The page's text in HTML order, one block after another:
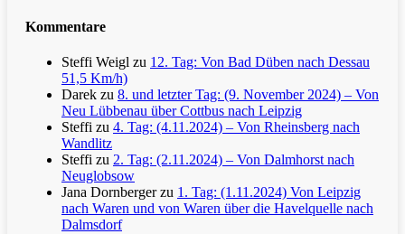
Kommentare
Steffi Weigl zu 12. Tag: Von Bad Düben nach Dessau
51,5 Km/h)
Darek zu 8. und letzter Tag: (9. November 2024) – Von
Neu Lübbenau über Cottbus nach Leipzig
Steffi zu 4. Tag: (4.11.2024) – Von Rheinsberg nach
Wandlitz
Steffi zu 2. Tag: (2.11.2024) – Von Dalmhorst nach
Neuglobsow
Jana Dornbergerzu 1. Tag: (1.11.2024) Von Leipzig
nach Waren und von Waren über die Havelquelle nach
Dalmsdorf